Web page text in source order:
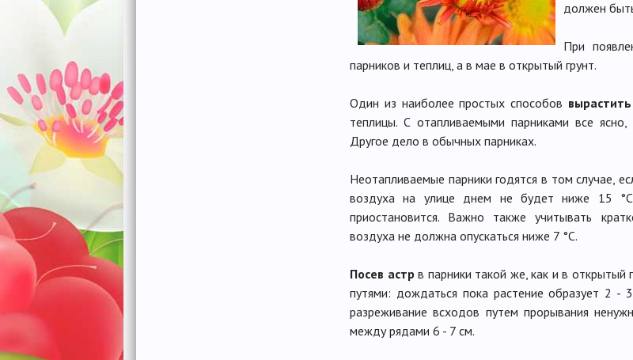
должен
При
парников и теплиц, а в мае в открытый грунт.
Один из наиболее простых способов
теплицы. С отапливаемыми парниками все
Другое дело в обычных парниках.
Неотапливаемые парники годятся в том случае,
воздуха на улице днем не будет ниже 15
приостановится. Важно также учитывать
воздуха не должна опускаться ниже 7 °C.
Посев астрв парники такой же, как и в открытый
путями: дождаться пока растение образует 2 -
разреживание всходов путем прорывания
между рядами 6 - 7 см.